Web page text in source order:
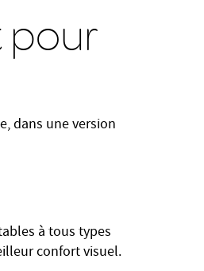
pour
dans une version
à tous types
confort visuel.